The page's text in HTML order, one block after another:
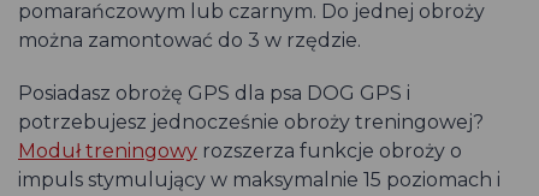
pomarańczowym lub czarnym. Do jednej obroży
można zamontować do 3 w rzędzie.
Posiadasz obrożę GPS dla psa DOG GPS i
potrzebujesz jednocześnie obroży treningowej?
Moduł treningowy rozszerza funkcje obroży o
impuls stymulujący w maksymalnie 15 poziomach i